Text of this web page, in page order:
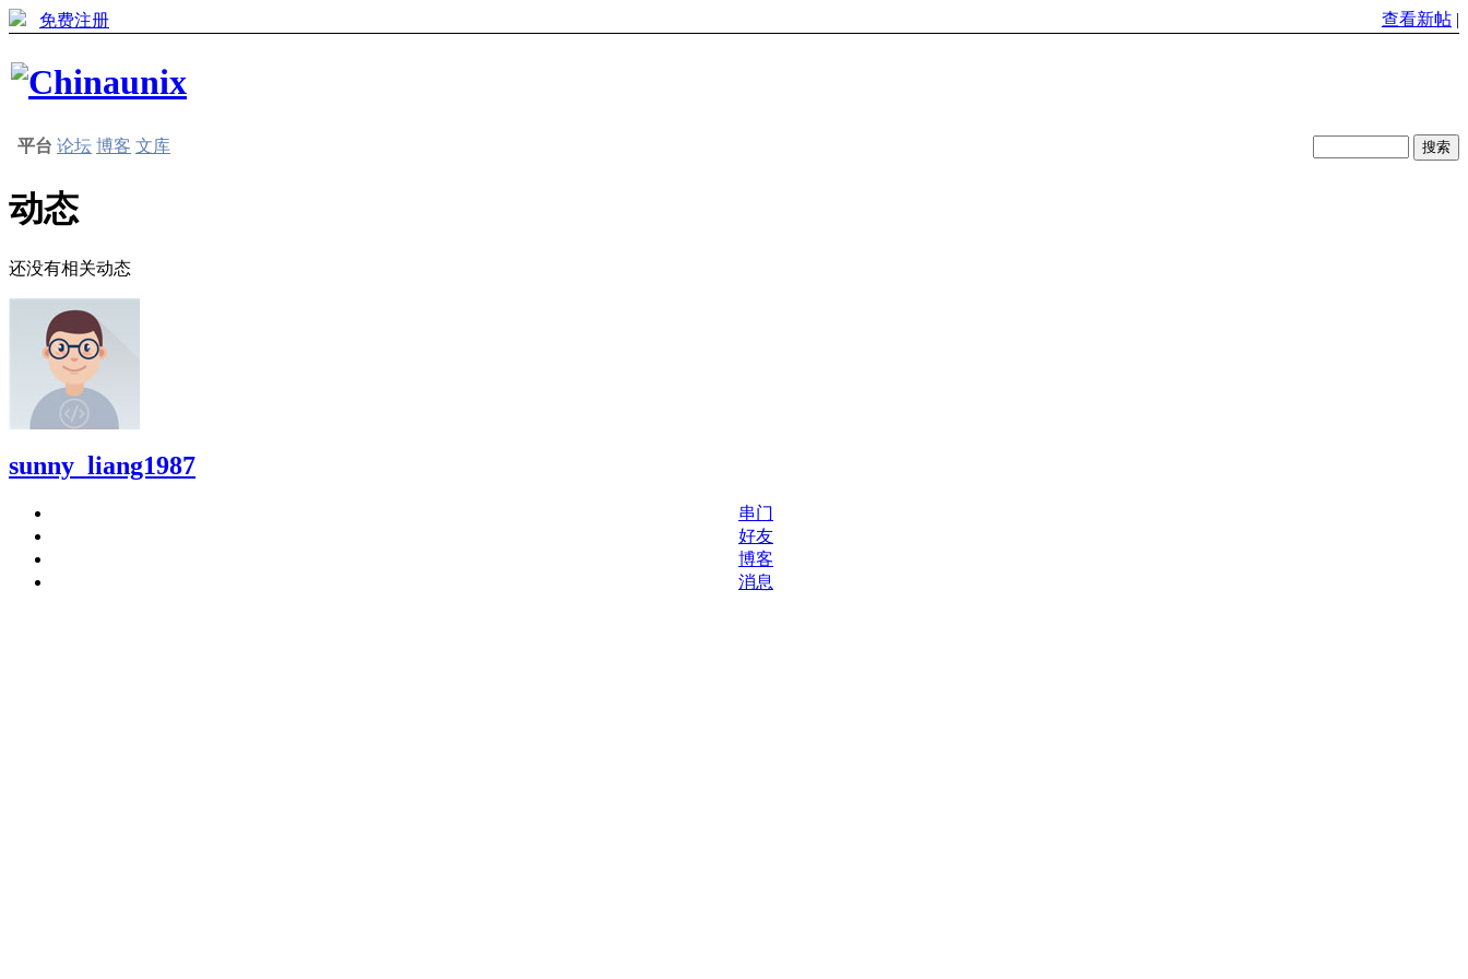
免费注册 查看新帖 |
平台 论坛 博客 文库
动态
还没有相关动态
sunny_liang1987
串门
好友
博客
消息